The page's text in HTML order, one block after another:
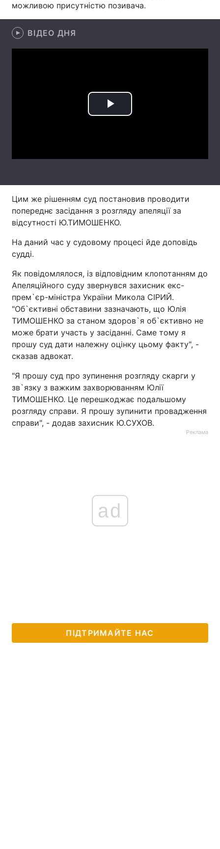
Головна Війна
Україна
Лайт
Екологія Регіони
Лонгріди
Інтерв'ю
Архів Вакансії
Контакти
Послуги
Тема оформлення
можливою присутністю позивача.
ВІДЕО ДНЯ
Play
Цим же рішенням суд постановив проводити
попереднє засідання з розгляду апеляції за
відсутності Ю.ТИМОШЕНКО.
На даний час у судовому процесі йде доповідь
судді.
Як повідомлялося, із відповідним клопотанням до
Апеляційного суду звернувся захисник екс-
прем`єр-міністра України Микола СІРИЙ.
"Об`єктивні обставини зазначають, що Юлія
ТИМОШЕНКО за станом здоров`я об`єктивно не
може брати участь у засіданні. Саме тому я
прошу суд дати належну оцінку цьому факту", -
сказав адвокат.
"Я прошу суд про зупинення розгляду скарги у
зв`язку з важким захворюванням Юлії
ТИМОШЕНКО. Це перешкоджає подальшому
розгляду справи. Я прошу зупинити провадження
справи", - додав захисник Ю.СУХОВ.
Реклама
ad
ПІДТРИМАЙТЕ НАС